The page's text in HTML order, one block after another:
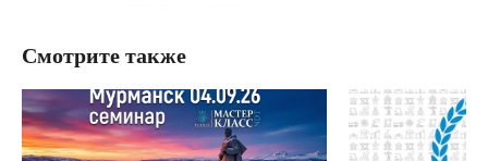
Смотрите также